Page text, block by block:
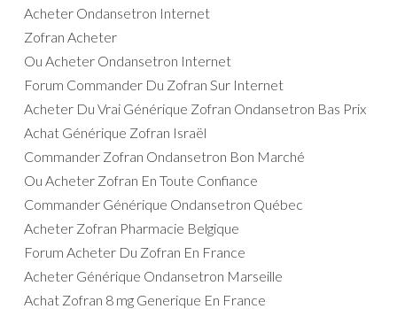
Acheter Ondansetron Internet
Zofran Acheter
Ou Acheter Ondansetron Internet
Forum Commander Du Zofran Sur Internet
Acheter Du Vrai Générique Zofran Ondansetron Bas Prix
Achat Générique Zofran Israël
Commander Zofran Ondansetron Bon Marché
Ou Acheter Zofran En Toute Confiance
Commander Générique Ondansetron Québec
Acheter Zofran Pharmacie Belgique
Forum Acheter Du Zofran En France
Acheter Générique Ondansetron Marseille
Achat Zofran 8 mg Generique En France